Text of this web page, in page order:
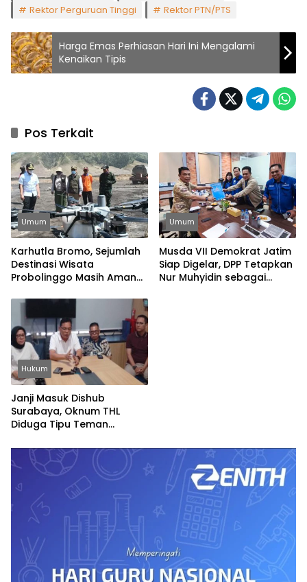
Rektor Perguruan Tinggi Rektor PTN/PTS
Harga Emas Perhiasan Hari Ini Mengalami
Kenaikan Tipis
Pos Terkait
Umum
Karhutla Bromo, Sejumlah
Destinasi Wisata
Probolinggo Masih Aman
Umum
Musda VII Demokrat Jatim
Siap Digelar, DPP Tetapkan
Nur Muhyidin sebagai
Hukum
Janji Masuk Dishub
Surabaya, Oknum THL
Diduga Tipu Teman